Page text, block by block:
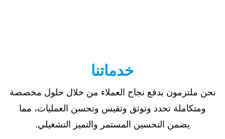
خدماتنا
نحن ملتزمون بدفع نجاح العملاء من خلال حلول مخصصة
ومتكاملة تحدد وتوثق وتقيس وتحسن العمليات، مما
يضمن التحسين المستمر والتميز التشغيلي.